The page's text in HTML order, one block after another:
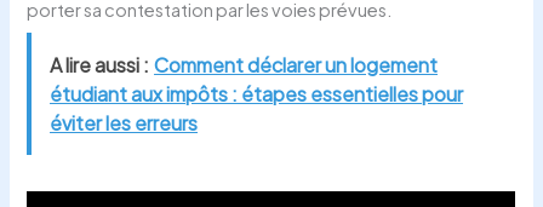
porter sa contestation par les voies prévues.
A lire aussi : Comment déclarer un logement
étudiant aux impôts : étapes essentielles pour
éviter les erreurs